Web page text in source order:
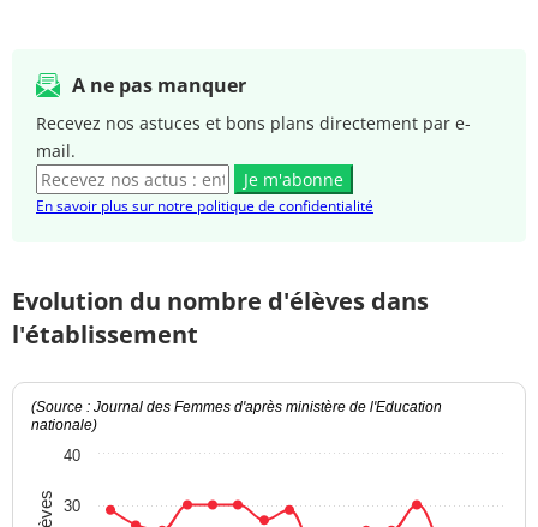
A ne pas manquer
Recevez nos astuces et bons plans directement par e-
mail.
Je m'abonne
En savoir plus sur notre politique de confidentialité
Evolution du nombre d'élèves dans
l'établissement
(Source : Journal des Femmes d'après ministère de l'Education
nationale)
30
40